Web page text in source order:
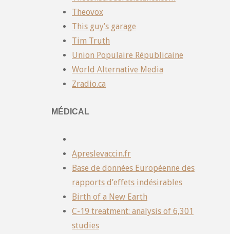
Theovox
This guy’s garage
Tim Truth
Union Populaire Républicaine
World Alternative Media
Zradio.ca
MÉDICAL
Apreslevaccin.fr
Base de données Européenne des
rapports d’effets indésirables
Birth of a New Earth
C-19 treatment: analysis of 6,301
studies